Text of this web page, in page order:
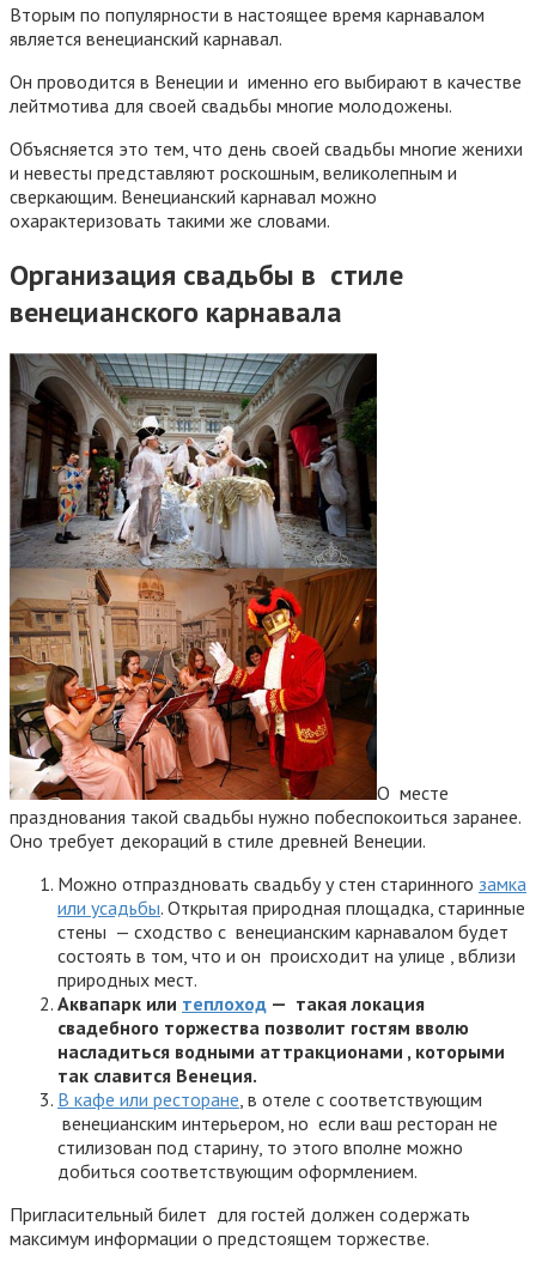
Вторым по популярности в настоящее время карнавалом
является венецианский карнавал.
Он проводится в Венеции и именно его выбирают в качестве
лейтмотива для своей свадьбы многие молодожены.
Объясняется это тем, что день своей свадьбы многие женихи
и невесты представляют роскошным, великолепным и
сверкающим. Венецианский карнавал можно
охарактеризовать такими же словами.
Организация свадьбы в стиле
венецианского карнавала
О месте
празднования такой свадьбы нужно побеспокоиться заранее.
Оно требует декораций в стиле древней Венеции.
Можно отпраздновать свадьбу у стен старинного замка
или усадьбы. Открытая природная площадка, старинные
стены — сходство с венецианским карнавалом будет
состоять в том, что и он происходит на улице , вблизи
природных мест.
Аквапарк или теплоход — такая локация
свадебного торжества позволит гостям вволю
насладиться водными аттракционами , которыми
так славится Венеция.
В кафе или ресторане, в отеле с соответствующим
венецианским интерьером, но если ваш ресторан не
стилизован под старину, то этого вполне можно
добиться соответствующим оформлением.
Пригласительный билет для гостей должен содержать
максимум информации о предстоящем торжестве.